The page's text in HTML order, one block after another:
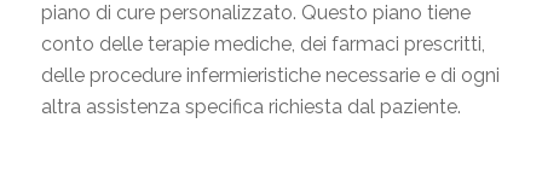
piano di cure personalizzato. Questo piano tiene
conto delle terapie mediche, dei farmaci prescritti,
delle procedure infermieristiche necessarie e di ogni
altra assistenza specifica richiesta dal paziente.